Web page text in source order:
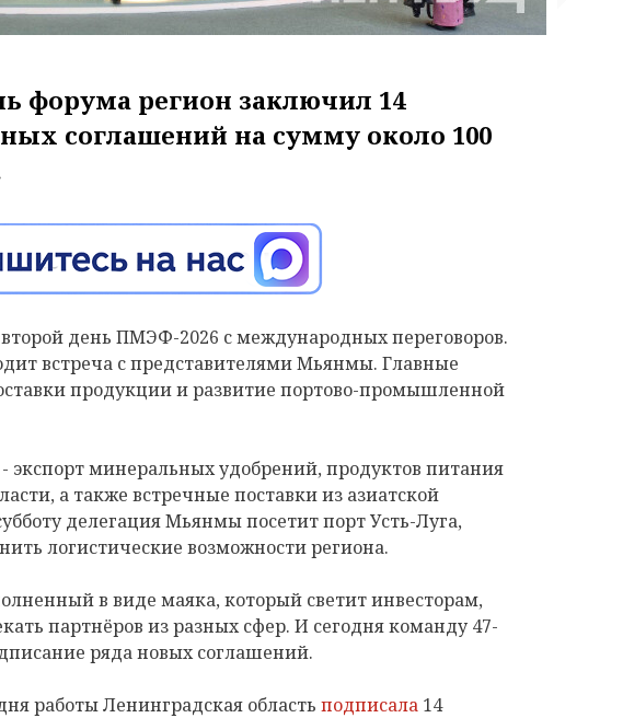
форума регион заключил 14
соглашений на сумму около 100
день ПМЭФ-2026 с международных переговоров.
встреча с представителями Мьянмы. Главные
продукции и развитие портово-промышленной
экспорт минеральных удобрений, продуктов питания
а также встречные поставки из азиатской
делегация Мьянмы посетит порт Усть-Луга,
логистические возможности региона.
в виде маяка, который светит инвесторам,
партнёров из разных сфер. И сегодня команду 47-
ряда новых соглашений.
работы Ленинградская область подписала 14